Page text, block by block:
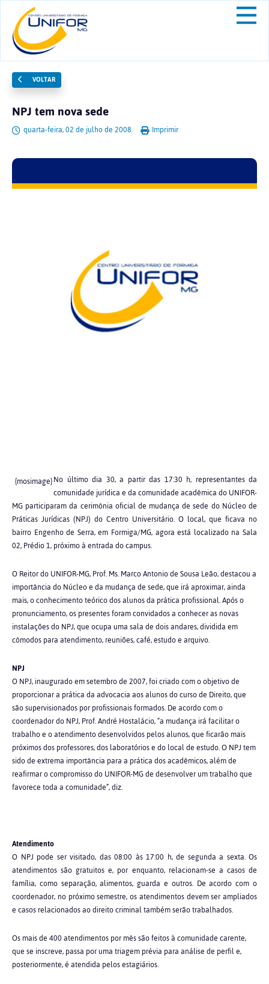
VOLTAR
NPJ tem nova sede
quarta-feira, 02 de julho de 2008. Imprimir
{mosimage}No último dia 30, a partir das 17:30 h, representantes da
comunidade jurídica e da comunidade acadêmica do UNIFOR-
MG participaram da cerimônia oficial de mudança de sede do Núcleo de
Práticas Jurídicas (NPJ) do Centro Universitário. O local, que ficava no
bairro Engenho de Serra, em Formiga/MG, agora está localizado na Sala
02, Prédio 1, próximo à entrada do campus.
O Reitor do UNIFOR-MG, Prof. Ms. Marco Antonio de Sousa Leão, destacou a
importância do Núcleo e da mudança de sede, que irá aproximar, ainda
mais, o conhecimento teórico dos alunos da prática profissional. Após o
pronunciamento, os presentes foram convidados a conhecer as novas
instalações do NPJ, que ocupa uma sala de dois andares, dividida em
cômodos para atendimento, reuniões, café, estudo e arquivo.
NPJ
O NPJ, inaugurado em setembro de 2007, foi criado com o objetivo de
proporcionar a prática da advocacia aos alunos do curso de Direito, que
são supervisionados por profissionais formados. De acordo com o
coordenador do NPJ, Prof. André Hostalácio, “a mudança irá facilitar o
trabalho e o atendimento desenvolvidos pelos alunos, que ficarão mais
próximos dos professores, dos laboratórios e do local de estudo. O NPJ tem
sido de extrema importância para a prática dos acadêmicos, além de
reafirmar o compromisso do UNIFOR-MG de desenvolver um trabalho que
favorece toda a comunidade”, diz.
Atendimento
O NPJ pode ser visitado, das 08:00 às 17:00 h, de segunda a sexta. Os
atendimentos são gratuitos e, por enquanto, relacionam-se a casos de
família, como separação, alimentos, guarda e outros. De acordo com o
coordenador, no próximo semestre, os atendimentos devem ser ampliados
e casos relacionados ao direito criminal também serão trabalhados.
Os mais de 400 atendimentos por mês são feitos à comunidade carente,
que se inscreve, passa por uma triagem prévia para análise de perfil e,
posteriormente, é atendida pelos estagiários.